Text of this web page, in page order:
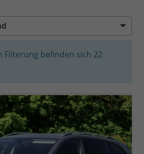
Filterung befinden sich 22